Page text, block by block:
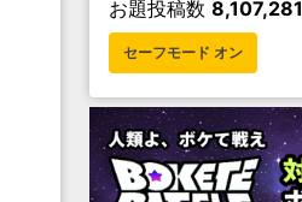
お題投稿数 8,107,281
セーフモード オン